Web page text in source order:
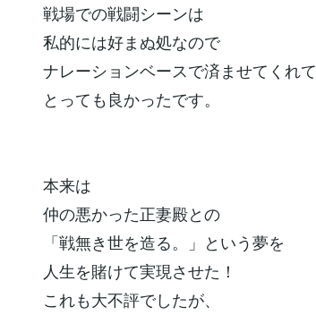
戦場での戦闘シーンは
私的には好まぬ処なので
ナレーションベースで済ませてくれて
とっても良かったです。
本来は
仲の悪かった正妻殿との
「戦無き世を造る。」という夢を
人生を賭けて実現させた！
これも大不評でしたが、